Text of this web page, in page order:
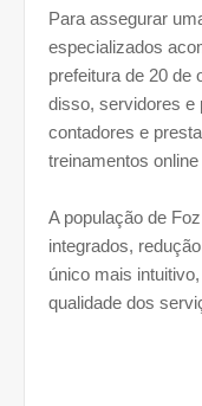
Para assegurar
especializados
prefeitura de 20 de
disso, servidores e
contadores e
treinamentos
A população de
integrados,
único mais
qualidade dos